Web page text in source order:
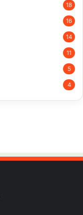
18
16
14
11
5
4